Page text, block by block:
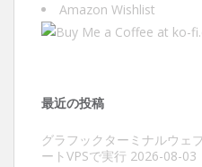
Amazon Wishlist
最近の投稿
グラフックターミナルウェ
ートVPSで実行 2026-08-03